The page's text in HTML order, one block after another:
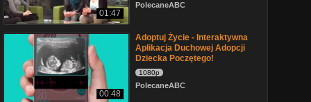
01:47
PolecaneABC
00:48
Adoptuj Życie - Interaktywna
Aplikacja Duchowej Adopcji
Dziecka Poczętego!
1080p
PolecaneABC